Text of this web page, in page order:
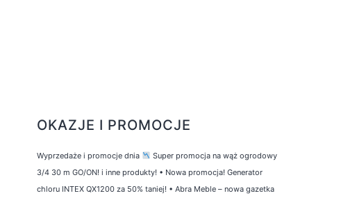
OKAZJE I PROMOCJE
Wyprzedaże i promocje dnia
Super promocja na wąż ogrodowy
3/4 30 m GO/ON! i inne produkty! • Nowa promocja! Generator
chloru INTEX QX1200 za 50% taniej! • Abra Meble – nowa gazetka